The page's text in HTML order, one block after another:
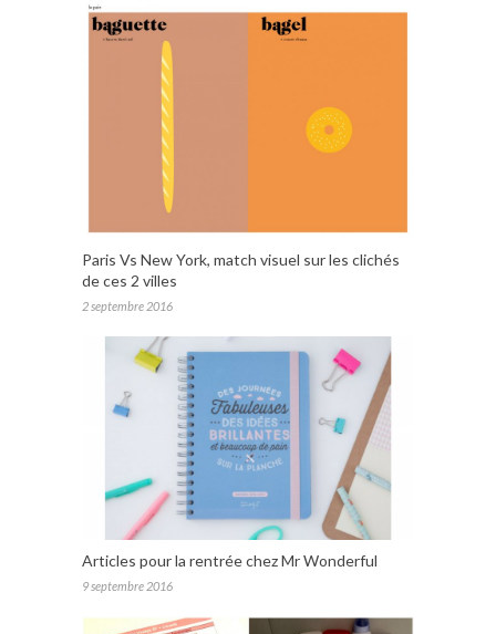
Paris Vs New York, match visuel sur les clichés
de ces 2 villes
2 septembre 2016
Articles pour la rentrée chez Mr Wonderful
9 septembre 2016